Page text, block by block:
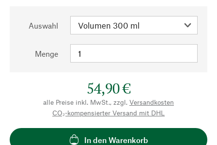
Auswahl
Menge
54,90 €
alle Preise inkl. MwSt., zzgl. Versandkosten
CO₂-kompensierter Versand mit DHL
In den Warenkorb